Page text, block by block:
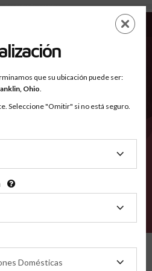
- Condados Reconocidos
EN
Reconocidos
que su ubicación puede ser:
Ohio.
Seleccione "Omitir" si no está seguro.
Domésticas